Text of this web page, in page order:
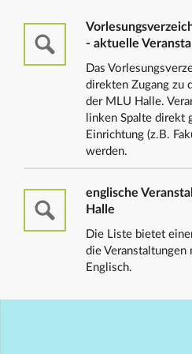
- aktuelle
Das
direkten Zugang zu
der MLU Halle.
linken Spalte direkt
Einrichtung (z.B.
werden.
englische
Halle
Die Liste bietet
die Veranstaltungen
Englisch.